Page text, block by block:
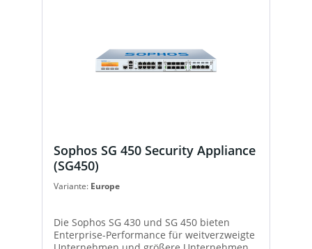
Sophos SG 450 Security Appliance
(SG450)
Variante: Europe
Die Sophos SG 430 und SG 450 bieten
Enterprise-Performance für weitverzweigte